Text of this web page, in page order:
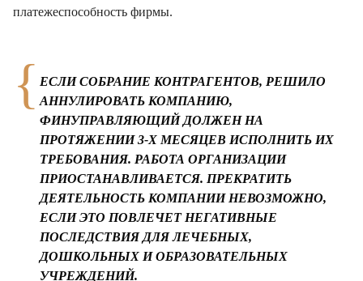
платежеспособность фирмы.
ЕСЛИ СОБРАНИЕ КОНТРАГЕНТОВ, РЕШИЛО
АННУЛИРОВАТЬ КОМПАНИЮ,
ФИНУПРАВЛЯЮЩИЙ ДОЛЖЕН НА
ПРОТЯЖЕНИИ 3-Х МЕСЯЦЕВ ИСПОЛНИТЬ ИХ
ТРЕБОВАНИЯ. РАБОТА ОРГАНИЗАЦИИ
ПРИОСТАНАВЛИВАЕТСЯ. ПРЕКРАТИТЬ
ДЕЯТЕЛЬНОСТЬ КОМПАНИИ НЕВОЗМОЖНО,
ЕСЛИ ЭТО ПОВЛЕЧЕТ НЕГАТИВНЫЕ
ПОСЛЕДСТВИЯ ДЛЯ ЛЕЧЕБНЫХ,
ДОШКОЛЬНЫХ И ОБРАЗОВАТЕЛЬНЫХ
УЧРЕЖДЕНИЙ.